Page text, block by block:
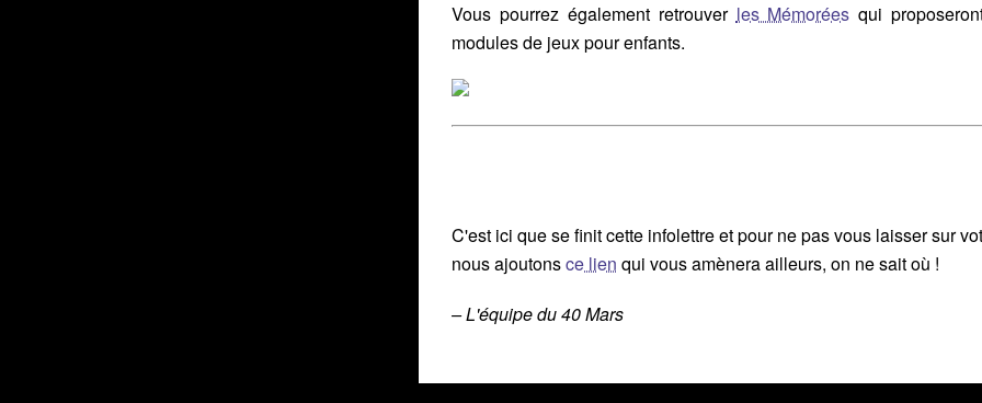
Vous pourrez également retrouver les Mémorées qui
modules de jeux pour enfants.
C'est ici que se finit cette infolettre et pour ne pas vous laisser sur
nous ajoutonsce lien qui vous amènera ailleurs, on ne sait où !
– L'équipe du 40 Mars